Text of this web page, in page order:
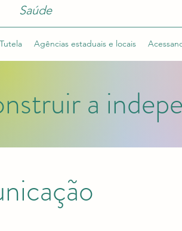
Saúde
Tutela Agências estaduais e locais
a